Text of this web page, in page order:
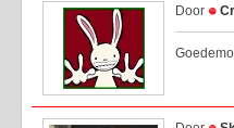
Door